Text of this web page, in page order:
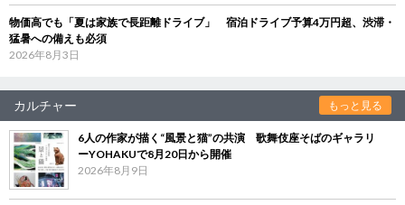
物価高でも「夏は家族で長距離ドライブ」 宿泊ドライブ予算4万円超、渋滞・
猛暑への備えも必須
2026年8月3日
カルチャー もっと見る
6人の作家が描く“風景と猫”の共演 歌舞伎座そばのギャラリ
ーYOHAKUで8月20日から開催
2026年8月9日